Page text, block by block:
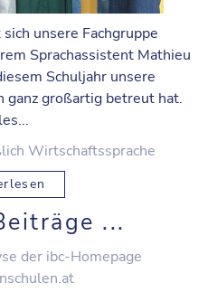
unsere Fachgruppe
Sprachassistent Mathieu
Schuljahr unsere
ganz großartig betreut hat.
Wirtschaftssprache
...
der ibc-Homepage